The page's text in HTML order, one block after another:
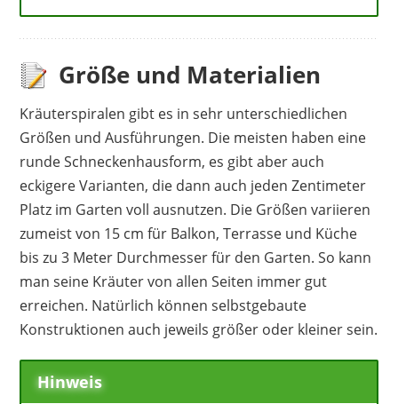
Größe und Materialien
Kräuterspiralen gibt es in sehr unterschiedlichen
Größen und Ausführungen. Die meisten haben eine
runde Schneckenhausform, es gibt aber auch
eckigere Varianten, die dann auch jeden Zentimeter
Platz im Garten voll ausnutzen. Die Größen variieren
zumeist von 15 cm für Balkon, Terrasse und Küche
bis zu 3 Meter Durchmesser für den Garten. So kann
man seine Kräuter von allen Seiten immer gut
erreichen. Natürlich können selbstgebaute
Konstruktionen auch jeweils größer oder kleiner sein.
Hinweis